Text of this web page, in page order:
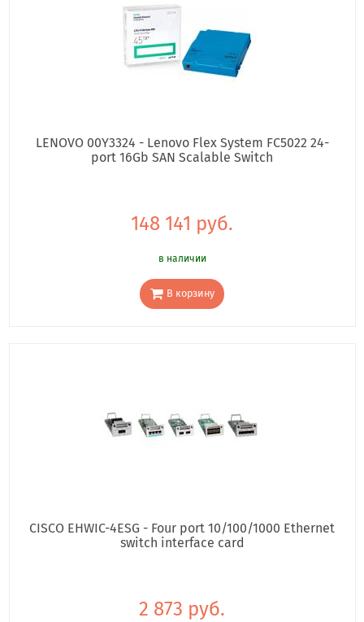
LENOVO 00Y3324 - Lenovo Flex System FC5022 24-
port 16Gb SAN Scalable Switch
148 141 руб.
в наличии
В корзину
CISCO EHWIC-4ESG - Four port 10/100/1000 Ethernet
switch interface card
2 873 руб.